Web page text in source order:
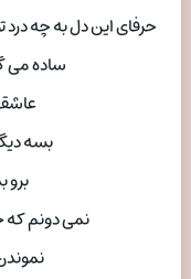
حرفای این دل به چه
ساده می
بسه
برو
نمی دونم